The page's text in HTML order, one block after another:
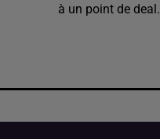
à un point de deal.